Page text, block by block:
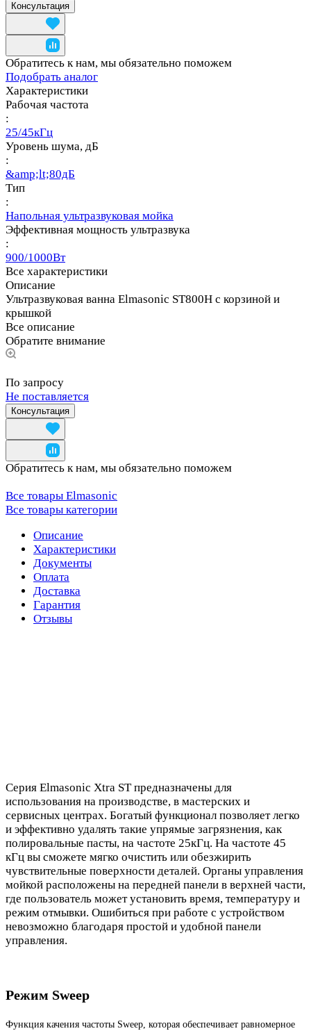
Консультация
Обратитесь к нам, мы обязательно поможем
Подобрать аналог
Характеристики
Рабочая частота
:
25/45кГц
Уровень шума, дБ
:
&amp;lt;80дБ
Тип
:
Напольная ультразвуковая мойка
Эффективная мощность ультразвука
:
900/1000Вт
Все характеристики
Описание
Ультразвуковая ванна Elmasonic ST800H c корзиной и
крышкой
Все описание
Обратите внимание
По запросу
Не поставляется
Консультация
Обратитесь к нам, мы обязательно поможем
Все товары Elmasonic
Все товары категории
Описание
Характеристики
Документы
Оплата
Доставка
Гарантия
Отзывы
Серия Elmasonic Xtra ST предназначены для
использования на производстве, в мастерских и
сервисных центрах. Богатый функционал позволяет легко
и эффективно удалять такие упрямые загрязнения, как
полировальные пасты, на частоте 25кГц. На частоте 45
кГц вы сможете мягко очистить или обезжирить
чувствительные поверхности деталей. Органы управления
мойкой расположены на передней панели в верхней части,
где пользователь может установить время, температуру и
режим отмывки. Ошибиться при работе с устройством
невозможно благодаря простой и удобной панели
управления.
Режим Sweep
Функция качения частоты Sweep, которая обеспечивает равномерное